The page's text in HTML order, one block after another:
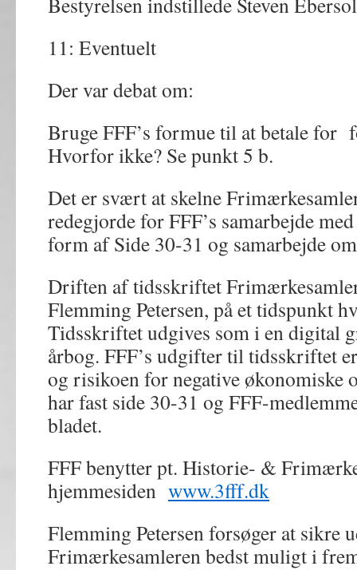
11: Eventuelt
Der var debat om:
Bruge FFF’s formue til at betale for
Hvorfor ikke? Se punkt 5 b.
Det er svært at skelne
redegjorde for FFF’s samarbejde
form af Side 30-31 og samarbejde
Driften af tidsskriftet
Flemming Petersen, på et tidspunkt
Tidsskriftet udgives som i en digital
årbog. FFF’s udgifter til tidsskriftet
og risikoen for negative økonomiske
har fast side 30-31 og FFF-
bladet.
FFF benytter pt. Historie- &
hjemmesiden www.3fff.dk
Flemming Petersen forsøger at sikre
Frimærkesamleren bedst muligt i